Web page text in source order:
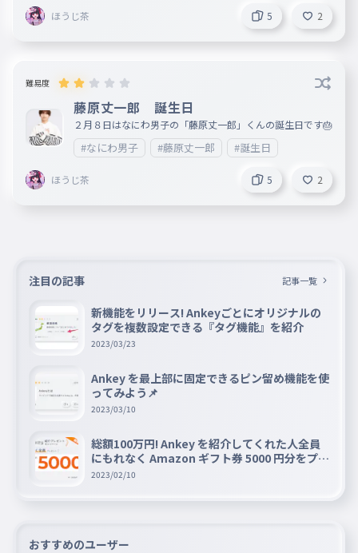
ほうじ茶 5 2
難易度
藤原丈一郎 誕生日
２月８日はなにわ男子の「藤原丈一郎」くんの誕生日です🎂
#なにわ男子 #藤原丈一郎 #誕生日
ほうじ茶 5 2
注目の記事 記事一覧
新機能をリリース! Ankeyごとにオリジナルの
タグを複数設定できる『タグ機能』を紹介
2023/03/23
Ankey を最上部に固定できるピン留め機能を使
ってみよう📌
2023/03/10
総額100万円! Ankey を紹介してくれた人全員
にもれなく Amazon ギフト券 5000 円分をプレ
ゼントキャンペーン!!
2023/02/10
おすすめのユーザー